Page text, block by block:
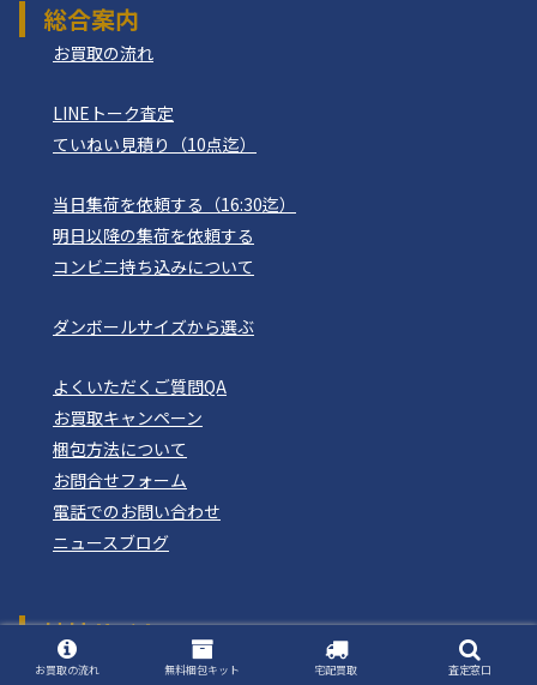
総合案内
お買取の流れ
LINEトーク査定
ていねい見積り（10点迄）
当日集荷を依頼する（16:30迄）
明日以降の集荷を依頼する
コンビニ持ち込みについて
ダンボールサイズから選ぶ
よくいただくご質問QA
お買取キャンペーン
梱包方法について
お問合せフォーム
電話でのお問い合わせ
ニュースブログ
姉妹サイト
おもちゃ買取ドットJP
お買取の流れ 無料梱包キット 宅配買取 査定窓口